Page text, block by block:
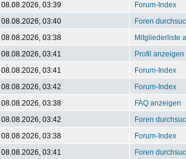
08.08.2026, 03:39
Forum-Index
08.08.2026, 03:40
Foren
08.08.2026, 03:38
Mitgliederliste
08.08.2026, 03:41
Profil anzeigen
08.08.2026, 03:41
Forum-Index
08.08.2026, 03:42
Forum-Index
08.08.2026, 03:38
FAQ anzeigen
08.08.2026, 03:42
Foren
08.08.2026, 03:38
Forum-Index
08.08.2026, 03:41
Foren